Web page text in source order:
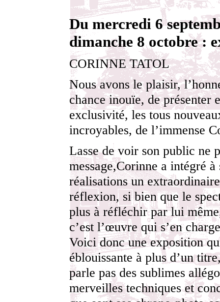
Du mercredi 6
dimanche 8 octobre :
CORINNE TATOL
Nous avons le plaisir,
chance inouïe, de présenter
exclusivité, les tous
incroyables, de l’immense
Lasse de voir son public ne
message,Corinne a intégré à
réalisations un
réflexion, si bien que le
plus à réfléchir par lui
c’est l’œuvre qui s’en
Voici donc une exposition
éblouissante à plus d’un
parle pas des sublimes
merveilles techniques et